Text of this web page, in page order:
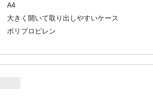
A4
大きく開いて取り出しやすいケース
ポリプロピレン